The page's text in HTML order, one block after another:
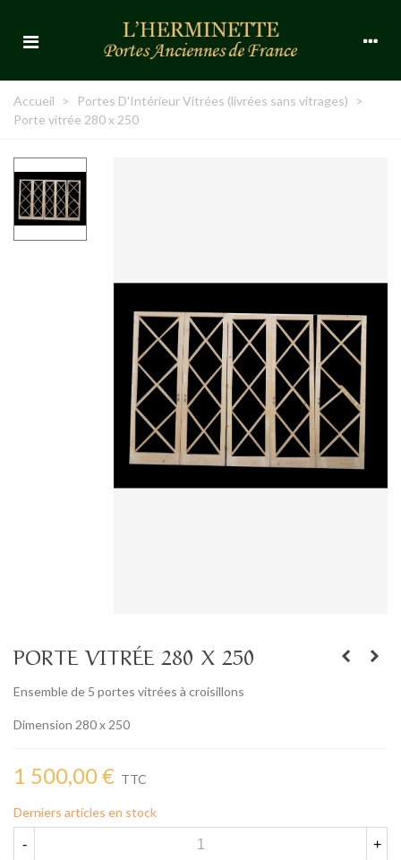
Accueil > Portes D'Intérieur Vitrées (livrées sans vitrages)
>
Porte vitrée 280 x 250
PORTE VITRÉE 280 X 250
Ensemble de 5 portes vitrées à croisillons
Dimension 280 x 250
1 500,00 € TTC
Derniers articles en stock
- +